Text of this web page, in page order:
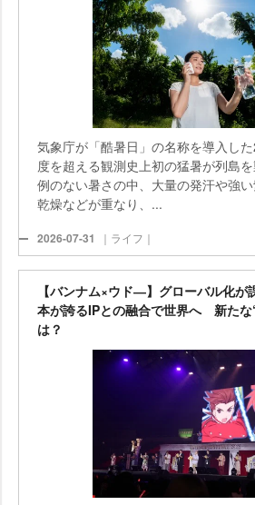
気象庁が「酷暑日」の名称を導入し
度を超える観測史上初の猛暑が列島
例のない暑さの中、大量の発汗や強
乾燥などが重なり、...
2026-07-31 ｜ライフ｜
【バンナム×ウド―】グローバル化が
本が誇るIPとの融合で世界へ 新たな
は？